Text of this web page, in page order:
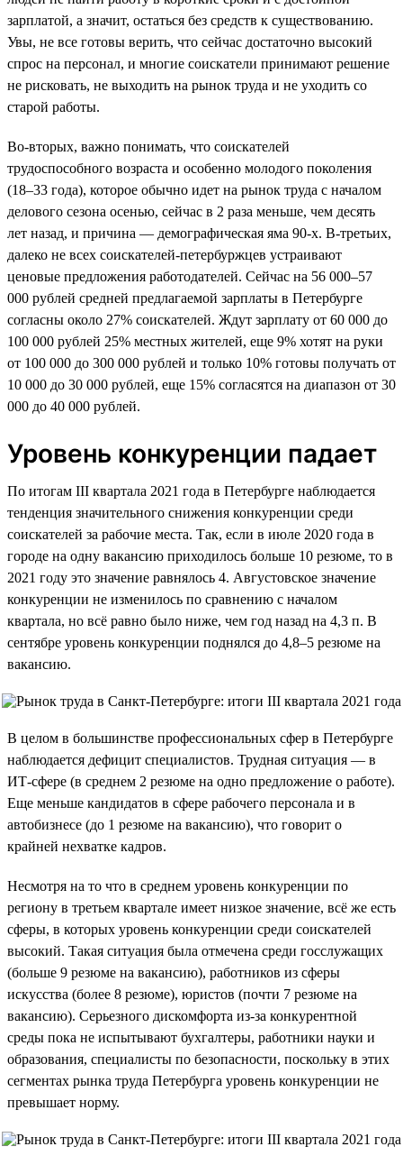
зарплатой, а значит, остаться без средств к существованию.
Увы, не все готовы верить, что сейчас достаточно высокий
спрос на персонал, и многие соискатели принимают решение
не рисковать, не выходить на рынок труда и не уходить со
старой работы.
Во-вторых, важно понимать, что соискателей
трудоспособного возраста и особенно молодого поколения
(18–33 года), которое обычно идет на рынок труда с началом
делового сезона осенью, сейчас в 2 раза меньше, чем десять
лет назад, и причина — демографическая яма 90-х. В-третьих,
далеко не всех соискателей-петербуржцев устраивают
ценовые предложения работодателей. Сейчас на 56 000–57
000 рублей средней предлагаемой зарплаты в Петербурге
согласны около 27% соискателей. Ждут зарплату от 60 000 до
100 000 рублей 25% местных жителей, еще 9% хотят на руки
от 100 000 до 300 000 рублей и только 10% готовы получать от
10 000 до 30 000 рублей, еще 15% согласятся на диапазон от 30
000 до 40 000 рублей.
Уровень конкуренции падает
По итогам III квартала 2021 года в Петербурге наблюдается
тенденция значительного снижения конкуренции среди
соискателей за рабочие места. Так, если в июле 2020 года в
городе на одну вакансию приходилось больше 10 резюме, то в
2021 году это значение равнялось 4. Августовское значение
конкуренции не изменилось по сравнению с началом
квартала, но всё равно было ниже, чем год назад на 4,3 п. В
сентябре уровень конкуренции поднялся до 4,8–5 резюме на
вакансию.
В целом в большинстве профессиональных сфер в Петербурге
наблюдается дефицит специалистов. Трудная ситуация — в
ИТ-сфере (в среднем 2 резюме на одно предложение о работе).
Еще меньше кандидатов в сфере рабочего персонала и в
автобизнесе (до 1 резюме на вакансию), что говорит о
крайней нехватке кадров.
Несмотря на то что в среднем уровень конкуренции по
региону в третьем квартале имеет низкое значение, всё же есть
сферы, в которых уровень конкуренции среди соискателей
высокий. Такая ситуация была отмечена среди госслужащих
(больше 9 резюме на вакансию), работников из сферы
искусства (более 8 резюме), юристов (почти 7 резюме на
вакансию). Серьезного дискомфорта из-за конкурентной
среды пока не испытывают бухгалтеры, работники науки и
образования, специалисты по безопасности, поскольку в этих
сегментах рынка труда Петербурга уровень конкуренции не
превышает норму.